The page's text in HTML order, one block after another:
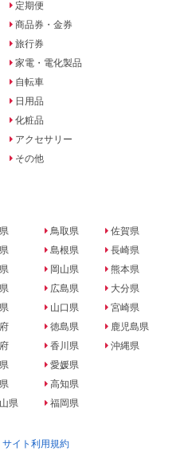
定期便
商品券・金券
旅行券
家電・電化製品
自転車
日用品
化粧品
アクセサリー
その他
県
鳥取県
島根県
岡山県
広島県
山口県
徳島県
香川県
愛媛県
高知県
福岡県
佐賀県
長崎県
熊本県
大分県
宮崎県
鹿児島県
沖縄県
サイト利用規約